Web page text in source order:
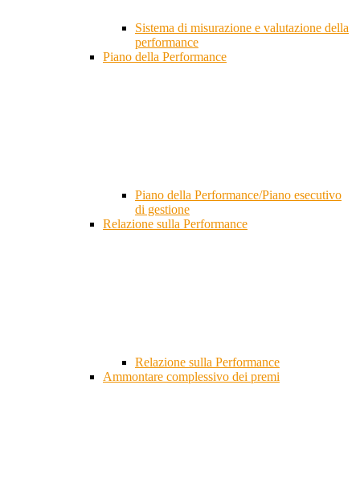
Sistema di misurazione e valutazione della
performance
Piano della Performance
Piano della Performance/Piano esecutivo
di gestione
Relazione sulla Performance
Relazione sulla Performance
Ammontare complessivo dei premi